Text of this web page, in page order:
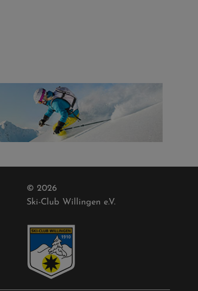
© 2026
Ski-Club Willingen e.V.